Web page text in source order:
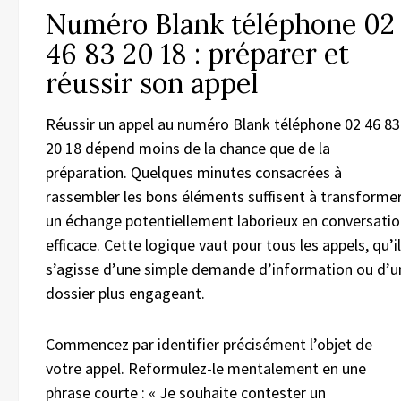
Numéro Blank téléphone 02
46 83 20 18 : préparer et
réussir son appel
Réussir un appel au numéro Blank téléphone 02 46 83
20 18 dépend moins de la chance que de la
préparation. Quelques minutes consacrées à
rassembler les bons éléments suffisent à
un échange potentiellement laborieux en
efficace. Cette logique vaut pour tous les appels, qu’il
s’agisse d’une simple demande d’information ou
dossier plus engageant.
Commencez par identifier précisément l’objet de
votre appel. Reformulez-le mentalement en une
phrase courte : « Je souhaite contester un